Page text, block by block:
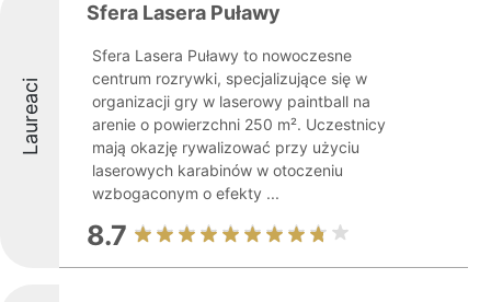
Laureaci
Sfera Lasera Puławy
Sfera Lasera Puławy to nowoczesne
centrum rozrywki, specjalizujące się w
organizacji gry w laserowy paintball na
arenie o powierzchni 250 m². Uczestnicy
mają okazję rywalizować przy użyciu
laserowych karabinów w otoczeniu
wzbogaconym o efekty ...
8.7